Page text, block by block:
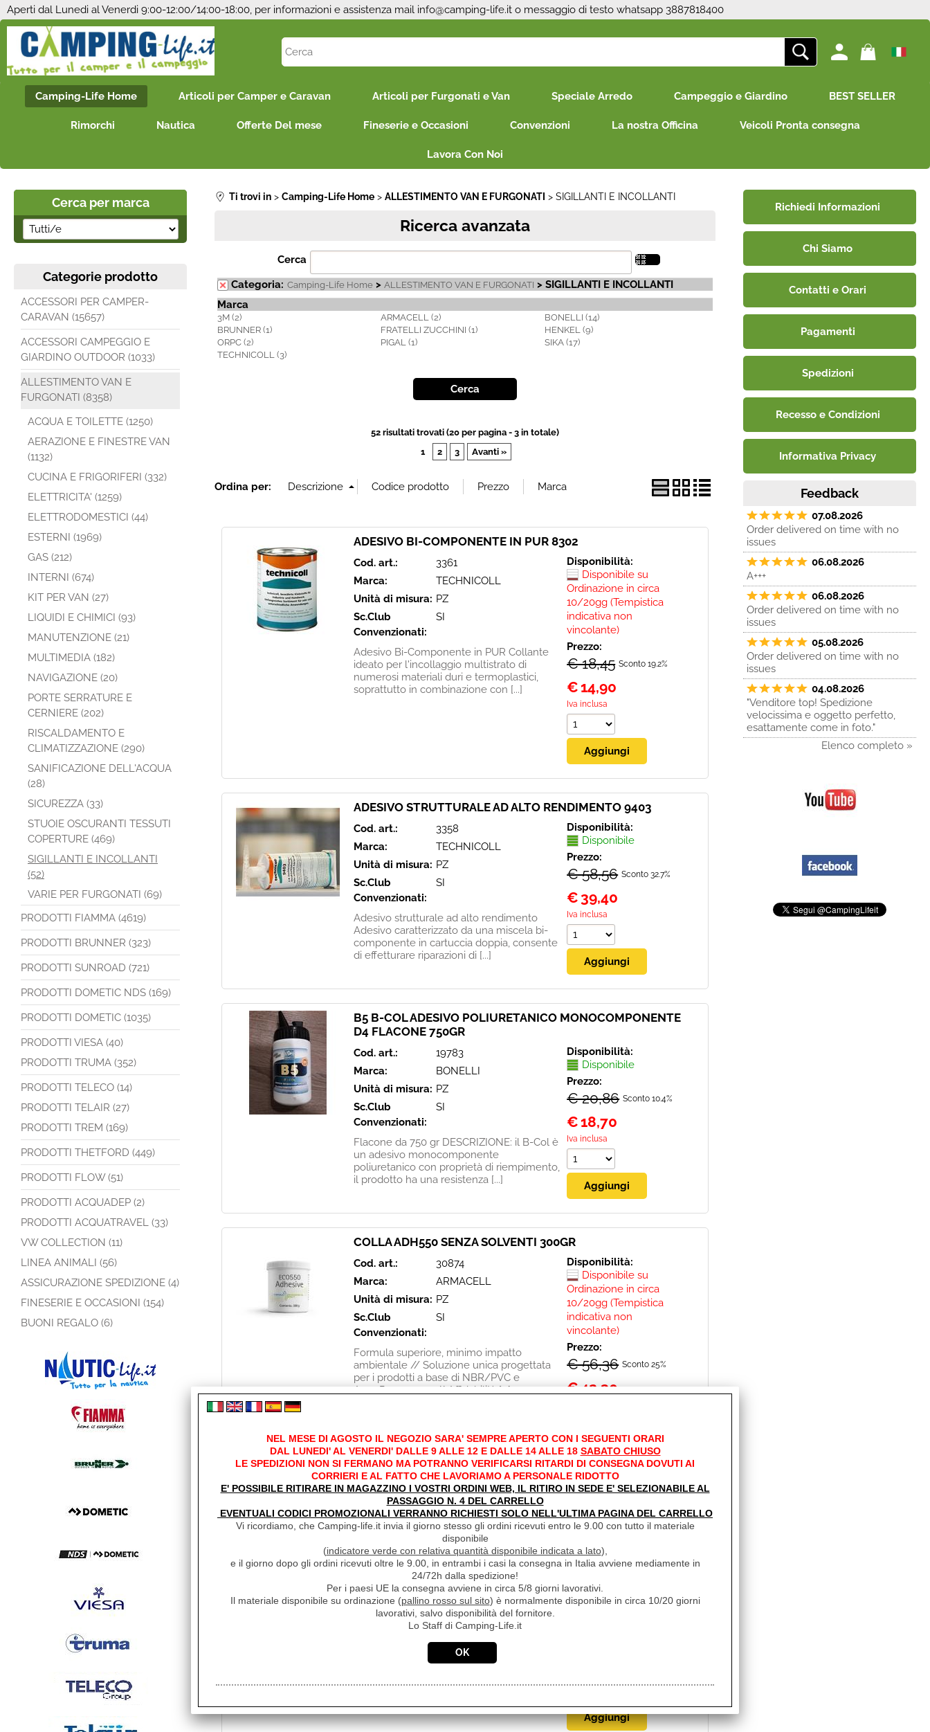
Aperti dal Lunedi al Venerdi 9:00-12:00/14:00-18:00, per informazioni e assistenza mail info@camping-life.it o messaggio di testo whatsapp 3887818400
Per completare l'ordine inserisci
poi clicca sul pulsante "Accedi"
Password:
Hai perso la password?
Se non sei ancora registrato sul
"Registrati"
Camping-Life Home Articoli per Camper e Caravan Articoli per Furgonati e Van Speciale Arredo Campeggio e Giardino BEST SELLER
Rimorchi Nautica Offerte Del mese Fineserie e Occasioni Convenzioni La nostra Officina Veicoli Pronta consegna
Lavora Con Noi
Cerca per marca
Categorie prodotto
ACCESSORI PER CAMPER-
CARAVAN (15657)
ACCESSORI CAMPEGGIO E
GIARDINO OUTDOOR (1033)
ALLESTIMENTO VAN E
FURGONATI (8358)
ACQUA E TOILETTE (1250)
AERAZIONE E FINESTRE VAN
(1132)
CUCINA E FRIGORIFERI (332)
ELETTRICITA' (1259)
ELETTRODOMESTICI (44)
ESTERNI (1969)
GAS (212)
INTERNI (674)
KIT PER VAN (27)
LIQUIDI E CHIMICI (93)
MANUTENZIONE (21)
MULTIMEDIA (182)
NAVIGAZIONE (20)
PORTE SERRATURE E
CERNIERE (202)
RISCALDAMENTO E
CLIMATIZZAZIONE (290)
SANIFICAZIONE DELL'ACQUA
(28)
SICUREZZA (33)
STUOIE OSCURANTI TESSUTI
COPERTURE (469)
SIGILLANTI E INCOLLANTI
(52)
VARIE PER FURGONATI (69)
PRODOTTI FIAMMA (4619)
PRODOTTI BRUNNER (323)
PRODOTTI SUNROAD (721)
PRODOTTI DOMETIC NDS (169)
PRODOTTI DOMETIC (1035)
PRODOTTI VIESA (40)
PRODOTTI TRUMA (352)
PRODOTTI TELECO (14)
PRODOTTI TELAIR (27)
PRODOTTI TREM (169)
PRODOTTI THETFORD (449)
PRODOTTI FLOW (51)
PRODOTTI ACQUADEP (2)
PRODOTTI ACQUATRAVEL (33)
VW COLLECTION (11)
LINEA ANIMALI (56)
ASSICURAZIONE SPEDIZIONE (4)
FINESERIE E OCCASIONI (154)
BUONI REGALO (6)
Ti trovi in Camping-Life Home ALLESTIMENTO VAN E FURGONATI SIGILLANTI E INCOLLANTI
Ricerca avanzata
Cerca
Categoria: Camping-Life Home > ALLESTIMENTO VAN E FURGONATI > SIGILLANTI E INCOLLANTI
Marca
3M (2) ARMACELL (2)
BONELLI (14)
BRUNNER (1)
FRATELLI ZUCCHINI (1)
HENKEL (9)
ORPC (2)
PIGAL (1)
SIKA (17)
TECHNICOLL (3)
52 risultati trovati (20 per pagina - 3 in totale)
1
2 3 Avanti »
Ordina per:
ADESIVO BI-COMPONENTE IN PUR 8302
Cod. art.:
3361
Marca:
TECHNICOLL
Unità di misura: PZ
Sc.Club
Convenzionati:
SI
Adesivo Bi-Componente in PUR Collante
ideato per l'incollaggio multistrato di
numerosi materiali duri e termoplastici,
soprattutto in combinazione con [...]
Disponibilità:
Disponibile su
Ordinazione in circa
10/20gg (Tempistica
indicativa non
vincolante)
Prezzo:
€ 18,45 Sconto 19.2%
€ 14,90
Iva inclusa
ADESIVO STRUTTURALE AD ALTO RENDIMENTO 9403
Cod. art.:
3358
Marca:
TECHNICOLL
Unità di misura: PZ
Sc.Club
Convenzionati:
SI
Adesivo strutturale ad alto rendimento
Adesivo caratterizzato da una miscela bi-
componente in cartuccia doppia, consente
di effetturare riparazioni di [...]
Disponibilità:
Disponibile
Prezzo:
€ 58,56 Sconto 32.7%
€ 39,40
Iva inclusa
B5 B-COL ADESIVO POLIURETANICO MONOCOMPONENTE
D4 FLACONE 750GR
Cod. art.:
19783
Marca:
BONELLI
Unità di misura: PZ
Sc.Club
Convenzionati:
SI
Flacone da 750 gr DESCRIZIONE: il B-Col è
un adesivo monocomponente
poliuretanico con proprietà di riempimento,
il prodotto ha una resistenza [...]
Disponibilità:
Disponibile
Prezzo:
€ 20,86 Sconto 10.4%
€ 18,70
Iva inclusa
COLLA ADH550 SENZA SOLVENTI 300GR
Cod. art.:
30874
Marca:
ARMACELL
Unità di misura: PZ
Sc.Club
Convenzionati:
SI
Formula superiore, minimo impatto
ambientale // Soluzione unica progettata
per i prodotti a base di NBR/PVC e
ArmaPrene nero // Affidabilità [...]
Disponibilità:
Disponibile su
Ordinazione in circa
10/20gg (Tempistica
indicativa non
vincolante)
Prezzo:
€ 56,36 Sconto 25%
€42,30
COLLA SPRAY SCOTCH-WELD 90
Cod. art.:
23844
Marca:
3M
Unità di misura:
ML
Sc.Club
Convenzionati:
SI
Elevata forza autoadesiva Adesivi per
legno, metallo, plastica, feltro, gomma e
schiume Campo di temperatura da -20° a +
80°. Non attacca la [...]
Disponibilità:
Ordinazione in circa
10/20gg (Tempistica
indicativa non
vincolante)
Richiedi Informazioni
Chi Siamo
Contatti e Orari
Pagamenti
Spedizioni
Recesso e Condizioni
Informativa Privacy
Feedback
07.08.2026
Order delivered on time with no
issues
06.08.2026
A+++
06.08.2026
Order delivered on time with no
issues
05.08.2026
Order delivered on time with no
issues
04.08.2026
"Venditore top! Spedizione
velocissima e oggetto perfetto,
esattamente come in foto."
Elenco completo »
NEL MESE DI AGOSTO IL NEGOZIO SARA' SEMPRE APERTO CON I SEGUENTI ORARI
DAL LUNEDI' AL VENERDI' DALLE 9 ALLE 12 E DALLE 14 ALLE 18 SABATO CHIUSO
LE SPEDIZIONI NON SI FERMANO MA POTRANNO VERIFICARSI RITARDI DI CONSEGNA DOVUTI AI
CORRIERI E AL FATTO CHE LAVORIAMO A PERSONALE RIDOTTO
E' POSSIBILE RITIRARE IN MAGAZZINO I VOSTRI ORDINI WEB, IL RITIRO IN SEDE E' SELEZIONABILE AL
PASSAGGIO N. 4 DEL CARRELLO
EVENTUALI CODICI PROMOZIONALI VERRANNO RICHIESTI SOLO NELL'ULTIMA PAGINA DEL CARRELLO
Vi ricordiamo, che Camping-life.it invia il giorno stesso gli ordini ricevuti entro le 9.00 con tutto il materiale
disponibile
(indicatore verde con relativa quantità disponibile indicata a lato),
e il giorno dopo gli ordini ricevuti oltre le 9.00, in entrambi i casi la consegna in Italia avviene mediamente in
24/72h dalla spedizione!
Per i paesi UE la consegna avviene in circa 5/8 giorni lavorativi.
Il materiale disponibile su ordinazione (pallino rosso sul sito) è normalmente disponibile in circa 10/20 giorni
lavorativi, salvo disponibilità del fornitore.
Lo Staff di Camping-Life.it